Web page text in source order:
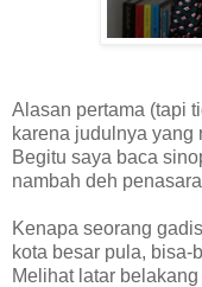
Alasan pertama (tapi
karena judulnya yang
Begitu saya baca
nambah deh
Kenapa seorang
kota besar pula,
Melihat latar